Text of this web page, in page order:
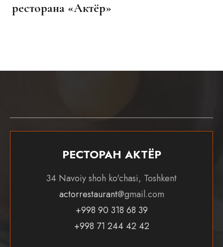
ресторана «Актёр»
РЕСТОРАН АКТЁР
34 Navoiy shoh ko'chasi, Тоshkent
actorrestaurant@gmail.com
+998 90 318 68 39
+998 71 244 42 42